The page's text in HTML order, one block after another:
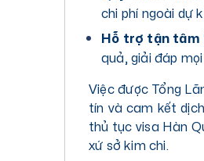
chi phí ngoài dự
Hỗ trợ tận tâm
quả, giải đáp
Việc được Tổng
tín và cam kết
thủ tục visa Hàn
xứ sở kim chi.